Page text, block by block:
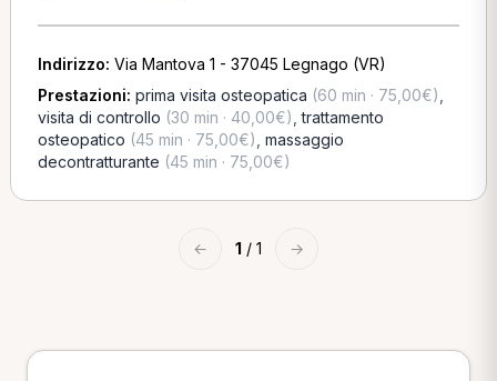
Indirizzo: Via Mantova 1 - 37045 Legnago (VR)
Prestazioni: prima visita osteopatica (60 min · 75,00€)
visita di controllo (30 min · 40,00€) ,trattamento
osteopatico (45 min · 75,00€) massaggio
decontratturante (45 min · 75,00€)
← 1 / 1 →